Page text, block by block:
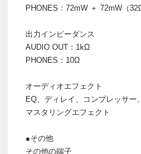
PHONES：72mW ＋ 72mW（
出力インピーダンス
AUDIO OUT：1kΩ
PHONES：10Ω
オーディオエフェクト
EQ、ディレイ、コンプレッサー
マスタリングエフェクト
●その他
その他の端子